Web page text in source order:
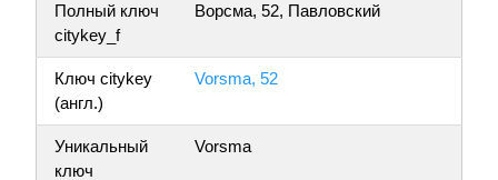
Полный ключ
citykey_f
Ворсма, 52, Павловский
Ключ citykey
(англ.)
Vorsma, 52
Уникальный
ключ
Vorsma